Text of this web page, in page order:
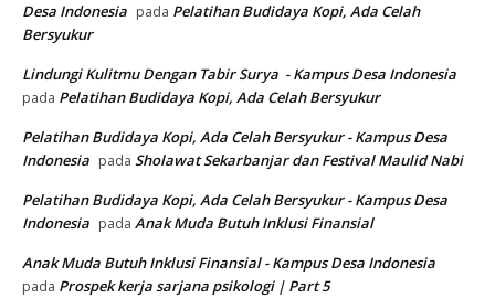
Desa Indonesia pada Pelatihan Budidaya Kopi, Ada Celah
Bersyukur
Lindungi Kulitmu Dengan Tabir Surya - Kampus Desa Indonesia
pada Pelatihan Budidaya Kopi, Ada Celah Bersyukur
Pelatihan Budidaya Kopi, Ada Celah Bersyukur - Kampus Desa
Indonesia pada Sholawat Sekarbanjar dan Festival Maulid Nabi
Pelatihan Budidaya Kopi, Ada Celah Bersyukur - Kampus Desa
Indonesia pada Anak Muda Butuh Inklusi Finansial
Anak Muda Butuh Inklusi Finansial - Kampus Desa Indonesia
pada Prospek kerja sarjana psikologi | Part 5